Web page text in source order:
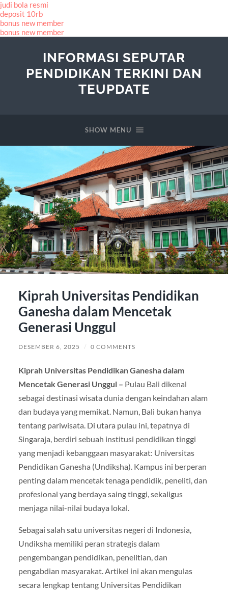
judi bola resmi
deposit 10rb
bonus new member
bonus new member
INFORMASI SEPUTAR
PENDIDIKAN TERKINI DAN
TEUPDATE
SHOW MENU
Kiprah Universitas Pendidikan
Ganesha dalam Mencetak
Generasi Unggul
DESEMBER 6, 2025 / 0 COMMENTS
Kiprah Universitas Pendidikan Ganesha dalam
Mencetak Generasi Unggul – Pulau Bali dikenal
sebagai destinasi wisata dunia dengan keindahan alam
dan budaya yang memikat. Namun, Bali bukan hanya
tentang pariwisata. Di utara pulau ini, tepatnya di
Singaraja, berdiri sebuah institusi pendidikan tinggi
yang menjadi kebanggaan masyarakat: Universitas
Pendidikan Ganesha (Undiksha). Kampus ini berperan
penting dalam mencetak tenaga pendidik, peneliti, dan
profesional yang berdaya saing tinggi, sekaligus
menjaga nilai-nilai budaya lokal.
Sebagai salah satu universitas negeri di Indonesia,
Undiksha memiliki peran strategis dalam
pengembangan pendidikan, penelitian, dan
pengabdian masyarakat. Artikel ini akan mengulas
secara lengkap tentang Universitas Pendidikan